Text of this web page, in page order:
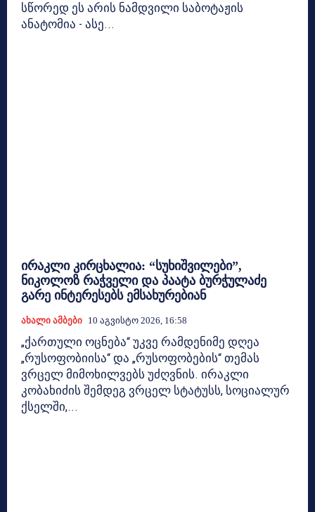
სწორედ ეს არის ნამდვილი საბოტაჟის
ანატომია - ასე...
ირაკლი კირცხალია: “სუხიშვილები”,
ნიკოლოზ რაჭველი და პაატა ბურჭულაძე
გარე ინტერესებს ემსახურებიან
Ახალი Ამბები 10 Აგვისტო 2026, 16:58
„ქართული ოცნება“ უკვე რამდენიმე დღეა
„რუსოფობიისა“ და „რუსოფობების“ თემას
ვრცელ მიმოხილვებს უძღვნის. ირაკლი
კობახიძის შემდეგ ვრცელ სტატუსს, სოციალურ
ქსელში,...